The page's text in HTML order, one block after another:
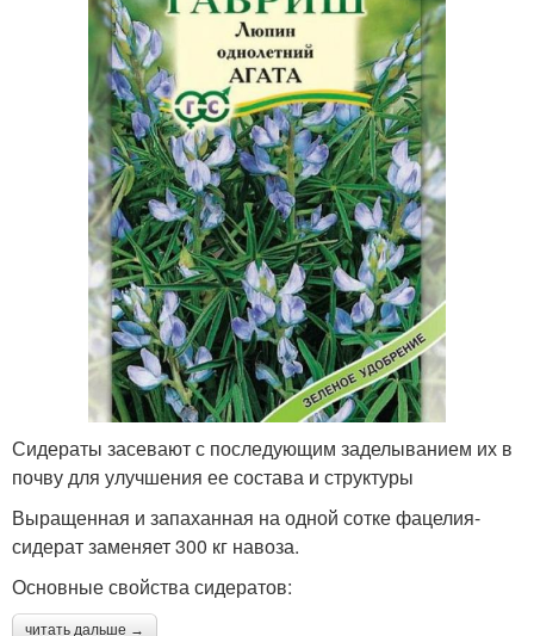
Сидераты засевают с последующим заделыванием их в
почву для улучшения ее состава и структуры
Выращенная и запаханная на одной сотке фацелия-
сидерат заменяет 300 кг навоза.
Основные свойства сидератов:
читать дальше →